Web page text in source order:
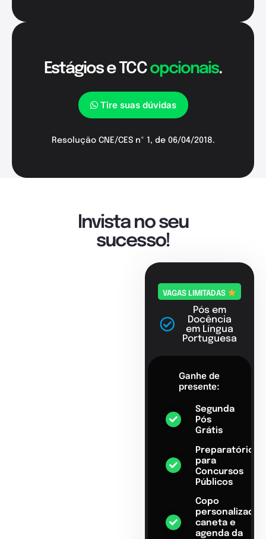
Estágios e TCCopcionais.
Tire suas dúvidas
Resolução CNE/CES nº 1, de 06/04/2018.
Invista no seu
sucesso!
VAGAS LIMITADAS
Pós em
Docência
em Língua
Portuguesa
Ganhe de
presente:
Segunda
Pós
Grátis
Preparatório
para
Concursos
Públicos
Copo
personalizado,
caneta e
agenda da